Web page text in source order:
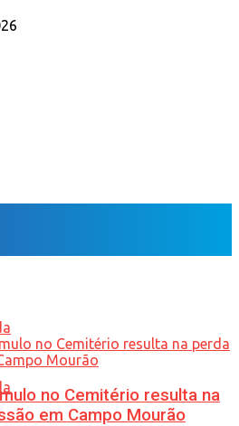
no Cemitério resulta na
em Campo Mourão